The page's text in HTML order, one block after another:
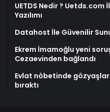
UETDS Nedir ? Uetds.com
Yazılımı
Datahost İle Güvenilir
Ekrem İmamoğlu yeni
Cezaevinden bağlandı
Evlat nöbetinde
bıraktı